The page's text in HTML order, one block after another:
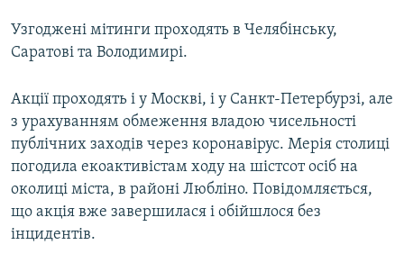
Узгоджені мітинги проходять в Челябінську,
Саратові та Володимирі.
Акції проходять і у Москві, і у Санкт-Петербурзі, але
з урахуванням обмеження владою чисельності
публічних заходів через коронавірус. Мерія столиці
погодила екоактивістам ходу на шістсот осіб на
околиці міста, в районі Любліно. Повідомляється,
що акція вже завершилася і обійшлося без
інцидентів.